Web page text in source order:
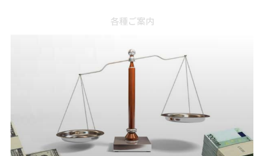
各種ご案内